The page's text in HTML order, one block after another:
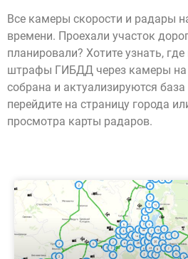
Все камеры скорости и радары
времени. Проехали участок
планировали? Хотите узнать,
штрафы ГИБДД через камеры на
собрана и актуализируются
перейдите на страницу города
просмотра карты радаров.